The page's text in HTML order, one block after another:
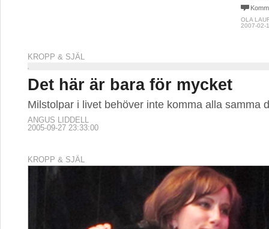
OLA
2007-02-
KROPP & SJÄL
Det här är bara för mycket
Milstolpar i livet behöver inte komma alla samma
ANGUS LIDDELL
2005-09-27 23:33:00
KROPP & SJÄL